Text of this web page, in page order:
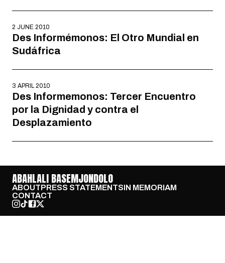
2 JUNE 2010
Des Informémonos: El Otro Mundial en
Sudáfrica
3 APRIL 2010
Des Informemonos: Tercer Encuentro
por la Dignidad y contra el
Desplazamiento
ABAHLALI BASEMJONDOLO
ABOUTPRESS STATEMENTSIN MEMORIAM
CONTACT